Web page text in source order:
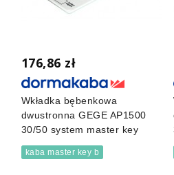
176,86 zł
Wkładka bębenkowa
dwustronna GEGE AP1500
30/50 system master key
kaba master key b